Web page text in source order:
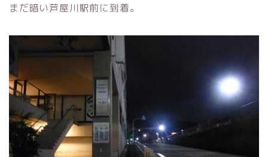
まだ暗い芦屋川駅前に到着。